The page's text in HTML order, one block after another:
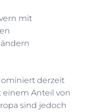
mit
derzeit
Anteil von
sind jedoch